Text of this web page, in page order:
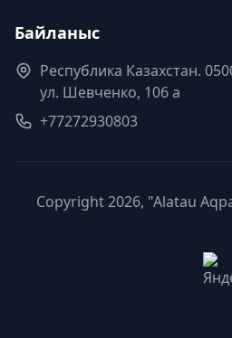
Байланыс
Республика Казахстан.
ул. Шевченко, 106 а
+77272930803
Copyright 2026, "Alatau